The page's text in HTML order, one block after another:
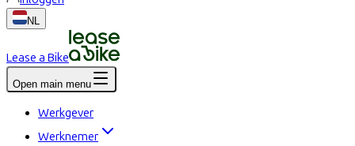
NL
Lease a Bike
Open main menu
Werkgever
Werknemer